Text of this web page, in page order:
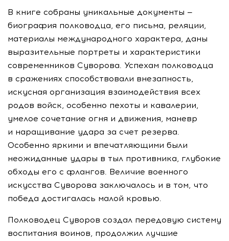
В книге собраны уникальные документы —
биография полководца, его письма, реляции,
материалы международного характера, даны
выразительные портреты и характеристики
современников Суворова. Успехам полководца
в сражениях способствовали внезапность,
искусная организация взаимодействия всех
родов войск, особенно пехоты и кавалерии,
умелое сочетание огня и движения, маневр
и наращивание удара за счет резерва.
Особенно яркими и впечатляющими были
неожиданные удары в тыл противника, глубокие
обходы его с флангов. Величие военного
искусства Суворова заключалось и в том, что
победа достигалась малой кровью.
Полководец Суворов создал передовую систему
воспитания воинов, продолжил лучшие